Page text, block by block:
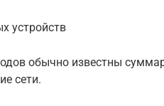
устройств
обычно известны
сети.